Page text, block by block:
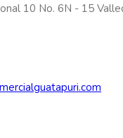
10 No. 6N - 15